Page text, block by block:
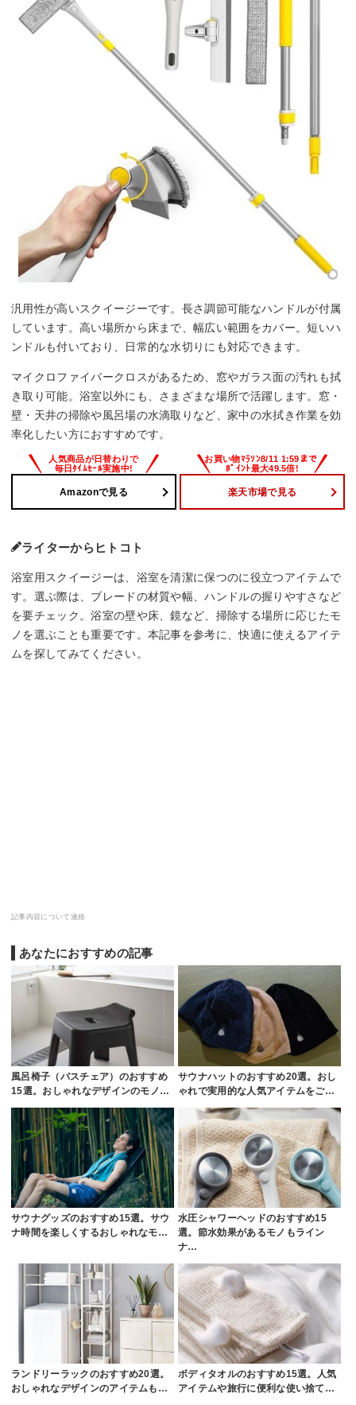
汎用性が高いスクイージーです。長さ調節可能なハンドルが付属
しています。高い場所から床まで、幅広い範囲をカバー。短いハ
ンドルも付いており、日常的な水切りにも対応できます。
マイクロファイバークロスがあるため、窓やガラス面の汚れも拭
き取り可能。浴室以外にも、さまざまな場所で活躍します。窓・
壁・天井の掃除や風呂場の水滴取りなど、家中の水拭き作業を効
率化したい方におすすめです。
Amazonで見る 楽天市場で見る
ライターからヒトコト
浴室用スクイージーは、浴室を清潔に保つのに役立つアイテムで
す。選ぶ際は、ブレードの材質や幅、ハンドルの握りやすさなど
を要チェック。浴室の壁や床、鏡など、掃除する場所に応じたモ
ノを選ぶことも重要です。本記事を参考に、快適に使えるアイテ
ムを探してみてください。
記事内容について連絡
あなたにおすすめの記事
風呂椅子（バスチェア）のおすすめ
15選。おしゃれなデザインのモノ…
サウナハットのおすすめ20選。おし
ゃれで実用的な人気アイテムをご…
サウナグッズのおすすめ15選。サウ
ナ時間を楽しくするおしゃれなモ…
水圧シャワーヘッドのおすすめ15
選。節水効果があるモノもライン
ナ…
ランドリーラックのおすすめ20選。
おしゃれなデザインのアイテムも…
ボディタオルのおすすめ15選。人気
アイテムや旅行に便利な使い捨て…